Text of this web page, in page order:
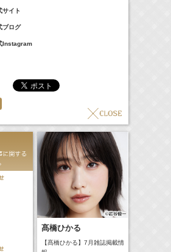
サイト
ブログ
Instagram
髙橋ひかる
【髙橋ひかる】7月雑誌掲載情